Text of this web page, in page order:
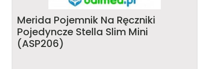
Merida Pojemnik Na Ręczniki
Pojedyncze Stella Slim Mini
(ASP206)